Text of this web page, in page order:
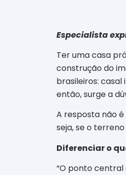
Especialista
Ter uma casa
construção do
brasileiros:
então, surge a
A resposta não
seja, se o
Diferenciar o
“O ponto